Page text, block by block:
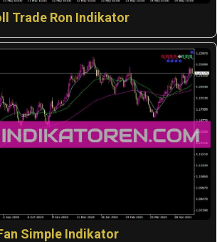
Trade Ron Indikator
Simple Indikator